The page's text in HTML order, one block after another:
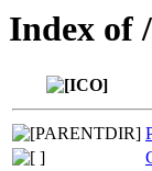
Index of